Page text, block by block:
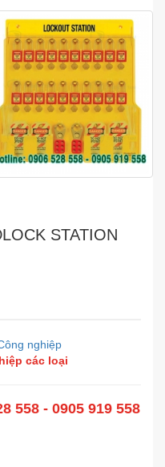
STATION
nghiệp
các loại
558 - 0905 919 558